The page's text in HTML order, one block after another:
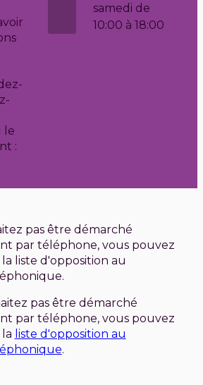
le
:
samedi de
10:00 à 18:00
pas être démarché
par téléphone, vous pouvez
liste d'opposition au
pas être démarché
par téléphone, vous pouvez
liste d'opposition au
.